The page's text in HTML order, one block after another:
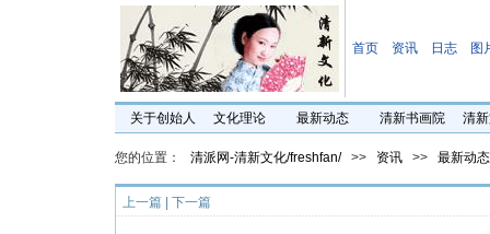
首页 资讯 日志 图
关于创始人 文化理论 最新动态 清新书画院 清
您的位置： 清派网-清新文化/freshfan/ >> 资讯 >> 最新动态
上一篇 | 下一篇